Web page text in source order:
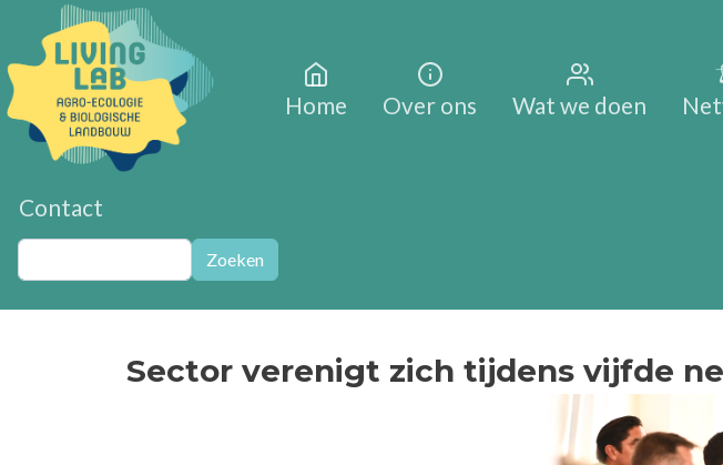
Overslaan en naar de inhoud gaan
Home Over ons Wat we doen
Contact
Zoeken Zoeken
Sector verenigt zich tijdens vijfde